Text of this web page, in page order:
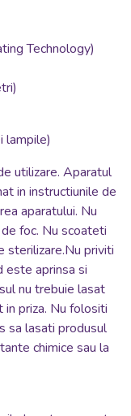
Technology)
lampile)
utilizare. Aparatul
in instructiunile de
aparatului. Nu
foc. Nu scoateti
sterilizare.Nu priviti
este aprinsa si
nu trebuie lasat
priza. Nu folositi
sa lasati produsul
chimice sau la